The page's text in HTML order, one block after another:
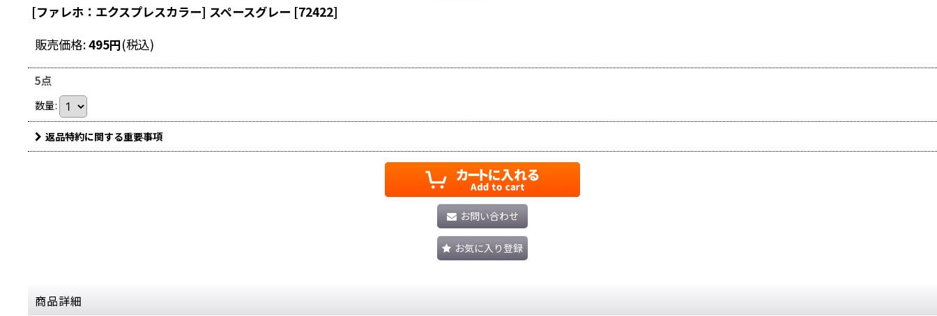
[ファレホ：エクスプレスカラー] スペースグレー [72422]
販売価格:495円(税込)
5点
数量:
返品特約に関する重要事項
お問い合わせ
お気に入り登録
商品詳細